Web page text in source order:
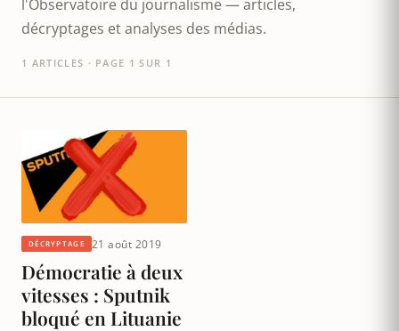
l'Observatoire du journalisme — articles,
décryptages et analyses des médias.
1 ARTICLES · PAGE 1 SUR 1
DÉCRYPTAGE 21 août 2019
Démocratie à deux
vitesses : Sputnik
bloqué en Lituanie